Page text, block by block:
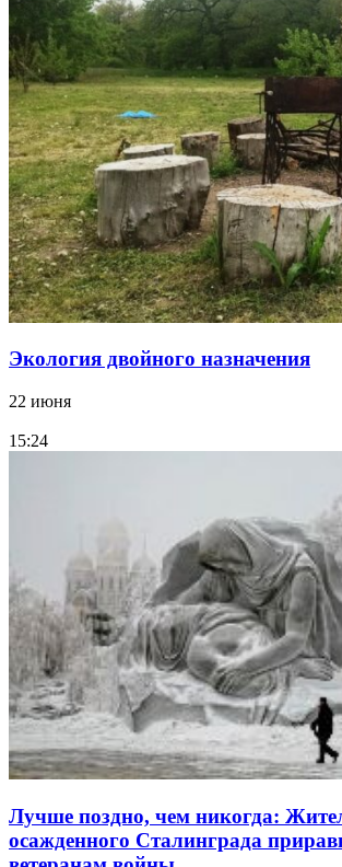
Экология двойного назначения
22 июня
15:24
Лучше поздно, чем никогда:
осажденного Сталинграда